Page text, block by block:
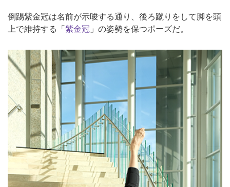
倒踢紫金冠は名前が示唆する通り、後ろ蹴りをして脚を頭
上で維持する「紫金冠 」の姿勢を保つポーズだ。